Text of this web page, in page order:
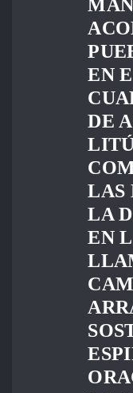
EN
DE
LAS
LA
EN